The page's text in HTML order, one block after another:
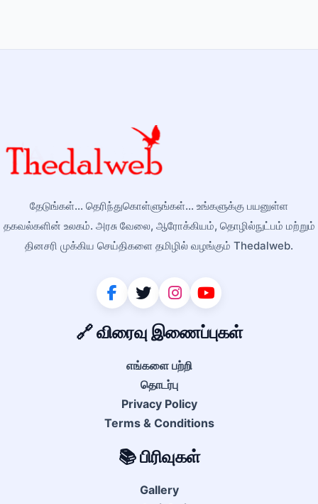
தேடுங்கள்... தெரிந்துகொள்ளுங்கள்... உங்களுக்கு பயனுள்ள
தகவல்களின் உலகம். அரசு வேலை, ஆரோக்கியம், தொழில்நுட்பம் மற்றும்
தினசரி முக்கிய செய்திகளை தமிழில் வழங்கும் Thedalweb.
🔗 விரைவு இணைப்புகள்
எங்களை பற்றி
தொடர்பு
Privacy Policy
Terms & Conditions
📚 பிரிவுகள்
Gallery